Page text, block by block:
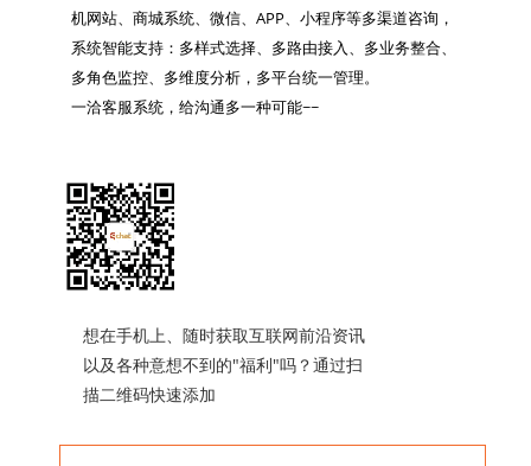
机网站、商城系统、微信、APP、小程序等多渠道咨询，
系统智能支持：多样式选择、多路由接入、多业务整合、
多角色监控、多维度分析，多平台统一管理。
一洽客服系统，给沟通多一种可能~~
想在手机上、随时获取互联网前沿资讯
以及各种意想不到的"福利"吗？通过扫
描二维码快速添加